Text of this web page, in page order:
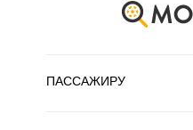
ПАССАЖИРУ